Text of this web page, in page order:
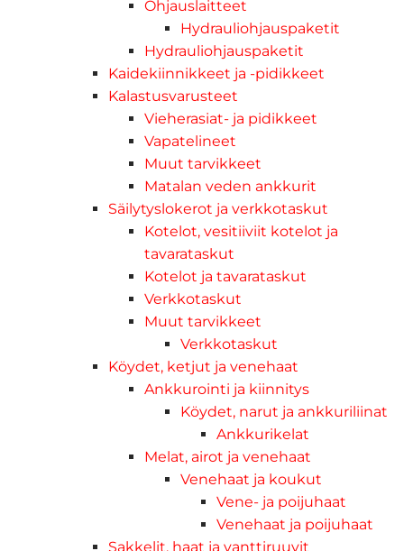
Ohjauslaitteet
Hydrauliohjauspaketit
Hydrauliohjauspaketit
Kaidekiinnikkeet ja -pidikkeet
Kalastusvarusteet
Vieherasiat- ja pidikkeet
Vapatelineet
Muut tarvikkeet
Matalan veden ankkurit
Säilytyslokerot ja verkkotaskut
Kotelot, vesitiiviit kotelot ja
tavarataskut
Kotelot ja tavarataskut
Verkkotaskut
Muut tarvikkeet
Verkkotaskut
Köydet, ketjut ja venehaat
Ankkurointi ja kiinnitys
Köydet, narut ja ankkuriliinat
Ankkurikelat
Melat, airot ja venehaat
Venehaat ja koukut
Vene- ja poijuhaat
Venehaat ja poijuhaat
Sakkelit, haat ja vanttiruuvit